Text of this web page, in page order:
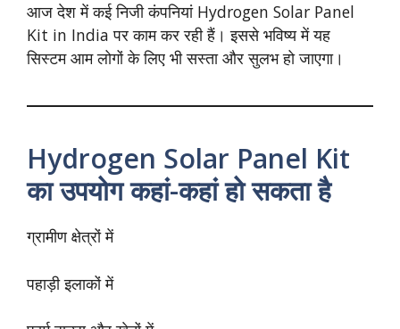
आज देश में कई निजी कंपनियां Hydrogen Solar Panel
Kit in India पर काम कर रही हैं। इससे भविष्य में यह
सिस्टम आम लोगों के लिए भी सस्ता और सुलभ हो जाएगा।
Hydrogen Solar Panel Kit
का उपयोग कहां-कहां हो सकता है
ग्रामीण क्षेत्रों में
पहाड़ी इलाकों में